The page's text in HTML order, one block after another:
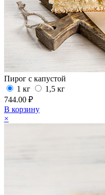
Пирог с капустой
1 кг
1,5 кг
744.00 ₽
В корзину
×